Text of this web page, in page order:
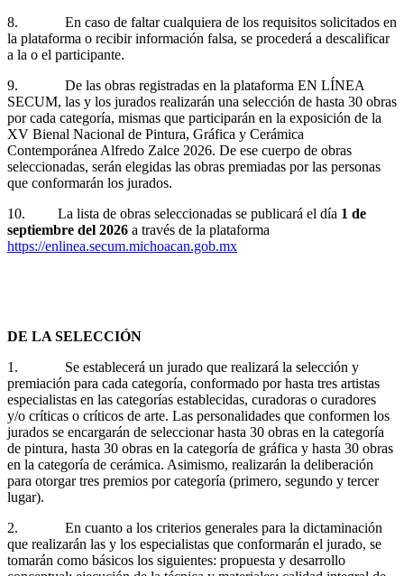
8. En caso de faltar cualquiera de los requisitos solicitados en
la plataforma o recibir información falsa, se procederá a descalificar
a la o el participante.
9. De las obras registradas en la plataforma EN LÍNEA
SECUM, las y los jurados realizarán una selección de hasta 30 obras
por cada categoría, mismas que participarán en la exposición de la
XV Bienal Nacional de Pintura, Gráfica y Cerámica
Contemporánea Alfredo Zalce 2026. De ese cuerpo de obras
seleccionadas, serán elegidas las obras premiadas por las personas
que conformarán los jurados.
10. La lista de obras seleccionadas se publicará el día 1 de
septiembre del 2026 a través de la plataforma
https://enlinea.secum.michoacan.gob.mx
DE LA SELECCIÓN
1. Se establecerá un jurado que realizará la selección y
premiación para cada categoría, conformado por hasta tres artistas
especialistas en las categorías establecidas, curadoras o curadores
y/o críticas o críticos de arte. Las personalidades que conformen los
jurados se encargarán de seleccionar hasta 30 obras en la categoría
de pintura, hasta 30 obras en la categoría de gráfica y hasta 30 obras
en la categoría de cerámica. Asimismo, realizarán la deliberación
para otorgar tres premios por categoría (primero, segundo y tercer
lugar).
2. En cuanto a los criterios generales para la dictaminación
que realizarán las y los especialistas que conformarán el jurado, se
tomarán como básicos los siguientes: propuesta y desarrollo